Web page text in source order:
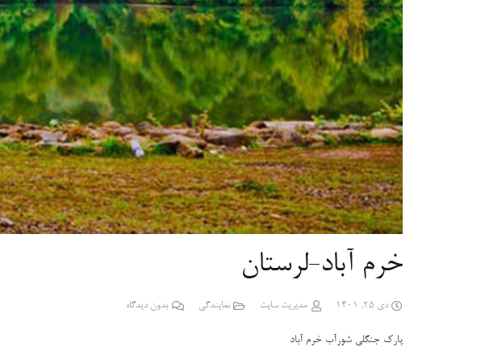
خرم آباد-لرستان
دی 25, 1401 مدیریت سایت نمایندگی بدون دیدگاه
پارک جنگلی شورآب خرم آباد